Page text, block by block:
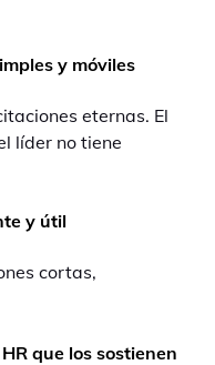
y móviles
eternas. El
líder no tiene
y útil
cortas,
que los sostienen